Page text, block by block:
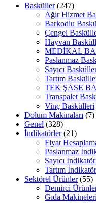
Basküller (247)
Ağır Hizmet
Barkodlu
Çengel
Hayvan
MEDİKAL
Paslanmaz
Sayıcı
Tartım
TEK ŞASE
Transpalet
Vinç Baskülleri
Dolum Makinaları (7)
Genel (328)
İndikatörler (21)
Fiyat
Paslanmaz
Sayıcı
Tartım
Sektörel Ürünler (55)
Demirci
Gıda Makineleri